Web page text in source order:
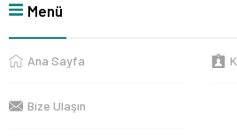
Menü
Ana Sayfa
Bize Ulaşın